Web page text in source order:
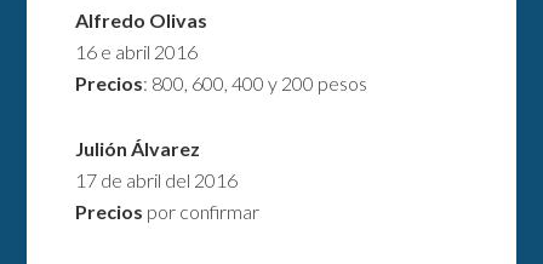
Alfredo Olivas
16 e abril 2016
Precios: 800, 600, 400 y 200 pesos
Julión Álvarez
17 de abril del 2016
Precios por confirmar